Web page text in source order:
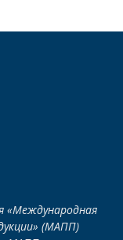
«Международная
(МАПП)